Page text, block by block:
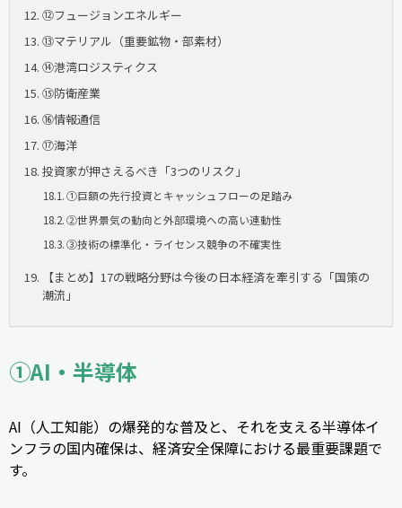
⑫フュージョンエネルギー
⑬マテリアル（重要鉱物・部素材）
⑭港湾ロジスティクス
⑮防衛産業
⑯情報通信
⑰海洋
投資家が押さえるべき「3つのリスク」
①巨額の先行投資とキャッシュフローの足踏み
②世界景気の動向と外部環境への高い連動性
③技術の標準化・ライセンス競争の不確実性
【まとめ】17の戦略分野は今後の日本経済を牽引する「国策の
潮流」
①AI・半導体
AI（人工知能）の爆発的な普及と、それを支える半導体イ
ンフラの国内確保は、経済安全保障における最重要課題で
す。